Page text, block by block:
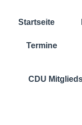
Startseite
Termine
CDU